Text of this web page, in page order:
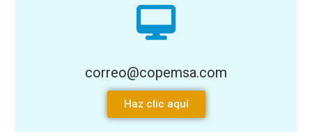
correo@copemsa.com
Haz clic aquí